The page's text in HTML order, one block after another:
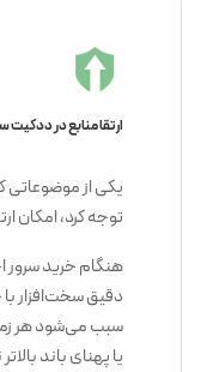
ارتقا منابع در ددکیت
یکی از موضوعاتی
توجه کرد، امکان
هنگام خرید سرور
دقیق سخت‌افزار
سبب می‌شود هر
یا پهنای باند